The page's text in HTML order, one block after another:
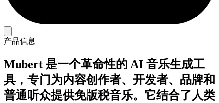
产品信息
Mubert 是一个革命性的 AI 音乐生成工
具，专门为内容创作者、开发者、品牌和
普通听众提供免版税音乐。它结合了人类